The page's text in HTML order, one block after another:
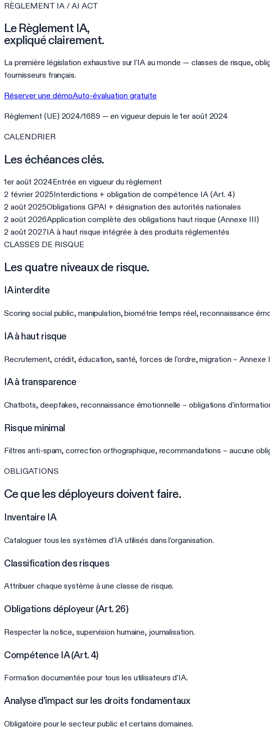
RÈGLEMENT IA / AI ACT
Le Règlement IA,
expliqué clairement.
La première législation exhaustive sur l'IA au monde — classes de risque,
fournisseurs français.
Réserver une démoAuto-évaluation gratuite
Règlement (UE) 2024/1689 — en vigueur depuis le 1er août 2024
CALENDRIER
Les échéances clés.
1er août 2024Entrée en vigueur du règlement
2 février 2025Interdictions + obligation de compétence IA (Art. 4)
2 août 2025Obligations GPAI + désignation des autorités nationales
2 août 2026Application complète des obligations haut risque (Annexe III)
2 août 2027IA à haut risque intégrée à des produits réglementés
CLASSES DE RISQUE
Les quatre niveaux de risque.
IA interdite
Scoring social public, manipulation, biométrie temps réel, reconnaissance
IA à haut risque
Recrutement, crédit, éducation, santé, forces de l'ordre, migration – Annexe
IA à transparence
Chatbots, deepfakes, reconnaissance émotionnelle – obligations
Risque minimal
Filtres anti-spam, correction orthographique, recommandations – aucune
OBLIGATIONS
Ce que les déployeurs doivent faire.
Inventaire IA
Cataloguer tous les systèmes d'IA utilisés dans l'organisation.
Classification des risques
Attribuer chaque système à une classe de risque.
Obligations déployeur (Art. 26)
Respecter la notice, supervision humaine, journalisation.
Compétence IA (Art. 4)
Formation documentée pour tous les utilisateurs d'IA.
Analyse d'impact sur les droits fondamentaux
Obligatoire pour le secteur public et certains domaines.